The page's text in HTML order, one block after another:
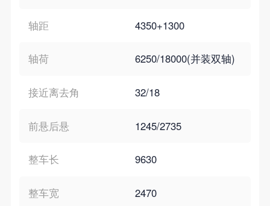
轴距 4350+1300
轴荷 6250/18000(并装双轴)
接近离去角 32/18
前悬后悬 1245/2735
整车长 9630
整车宽 2470